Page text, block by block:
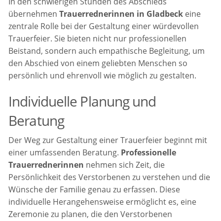
übernehmenTrauerrednerinnen in Gladbeck eine
zentrale Rolle bei der Gestaltung einer würdevollen
Trauerfeier. Sie bieten nicht nur professionellen
Beistand, sondern auch empathische Begleitung, um
den Abschied von einem geliebten Menschen so
persönlich und ehrenvoll wie möglich zu gestalten.
Individuelle Planung und
Beratung
Der Weg zur Gestaltung einer Trauerfeier beginnt mit
einer umfassenden Beratung. Professionelle
Trauerrednerinnen nehmen sich Zeit, die
Persönlichkeit des Verstorbenen zu verstehen und die
Wünsche der Familie genau zu erfassen. Diese
individuelle Herangehensweise ermöglicht es, eine
Zeremonie zu planen, die den Verstorbenen